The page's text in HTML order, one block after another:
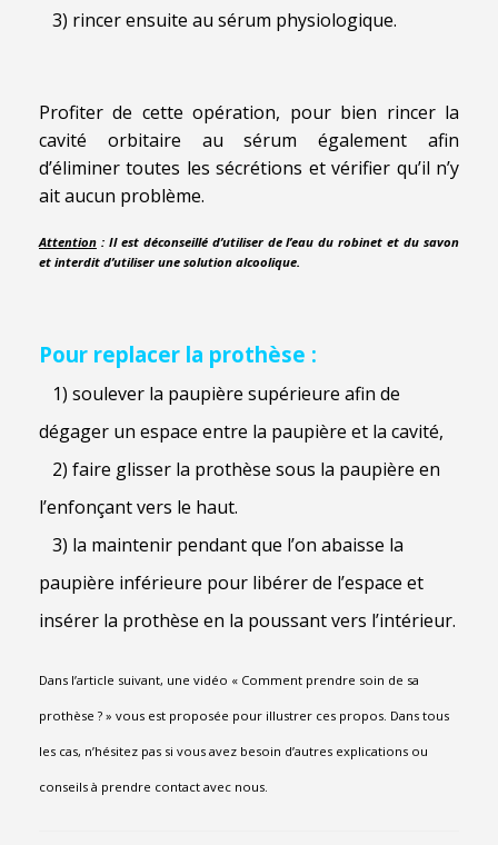
3) rincer ensuite au sérum physiologique.
Profiter de cette opération, pour bien rincer la
cavité orbitaire au sérum également afin
d’éliminer toutes les sécrétions et vérifier qu’il n’y
ait aucun problème.
Attention : Il est déconseillé d’utiliser de l’eau du robinet et du savon
et interdit d’utiliser une solution alcoolique.
Pour replacer la prothèse :
1) soulever la paupière supérieure afin de
dégager un espace entre la paupière et la cavité,
2) faire glisser la prothèse sous la paupière en
l’enfonçant vers le haut.
3) la maintenir pendant que l’on abaisse la
paupière inférieure pour libérer de l’espace et
insérer la prothèse en la poussant vers l’intérieur.
Dans l’article suivant, une vidéo « Comment prendre soin de sa
prothèse ? » vous est proposée pour illustrer ces propos. Dans tous
les cas, n’hésitez pas si vous avez besoin d’autres explications ou
conseils à prendre contact avec nous.